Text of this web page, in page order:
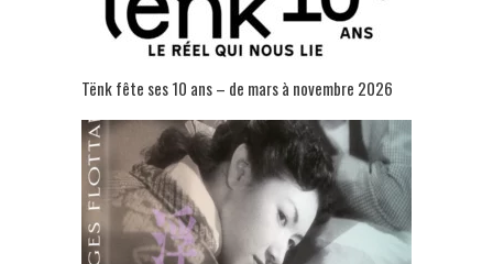
Tënk fête ses 10 ans – de mars à novembre 2026